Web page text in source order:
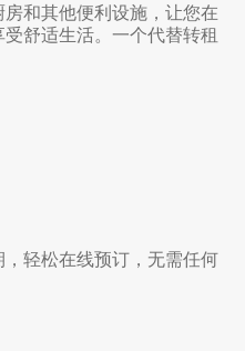
和其他便利设施，让您在
舒适生活。一个代替转租
轻松在线预订，无需任何